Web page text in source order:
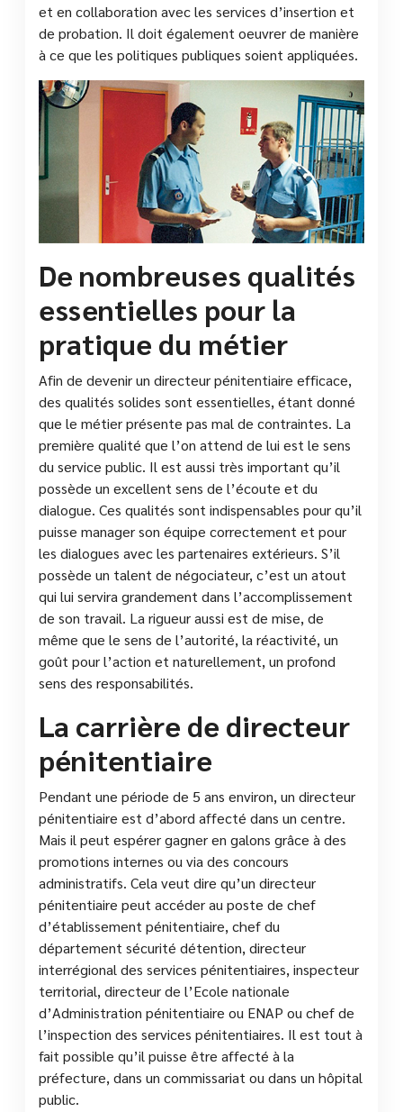
et en collaboration avec les services d’insertion et
de probation. Il doit également oeuvrer de manière
à ce que les politiques publiques soient appliquées.
De nombreuses qualités
essentielles pour la
pratique du métier
Afin de devenir un directeur pénitentiaire efficace,
des qualités solides sont essentielles, étant donné
que le métier présente pas mal de contraintes. La
première qualité que l’on attend de lui est le sens
du service public. Il est aussi très important qu’il
possède un excellent sens de l’écoute et du
dialogue. Ces qualités sont indispensables pour qu’il
puisse manager son équipe correctement et pour
les dialogues avec les partenaires extérieurs. S’il
possède un talent de négociateur, c’est un atout
qui lui servira grandement dans l’accomplissement
de son travail. La rigueur aussi est de mise, de
même que le sens de l’autorité, la réactivité, un
goût pour l’action et naturellement, un profond
sens des responsabilités.
La carrière de directeur
pénitentiaire
Pendant une période de 5 ans environ, un directeur
pénitentiaire est d’abord affecté dans un centre.
Mais il peut espérer gagner en galons grâce à des
promotions internes ou via des concours
administratifs. Cela veut dire qu’un directeur
pénitentiaire peut accéder au poste de chef
d’établissement pénitentiaire, chef du
département sécurité détention, directeur
interrégional des services pénitentiaires, inspecteur
territorial, directeur de l’Ecole nationale
d’Administration pénitentiaire ou ENAP ou chef de
l’inspection des services pénitentiaires. Il est tout à
fait possible qu’il puisse être affecté à la
préfecture, dans un commissariat ou dans un hôpital
public.